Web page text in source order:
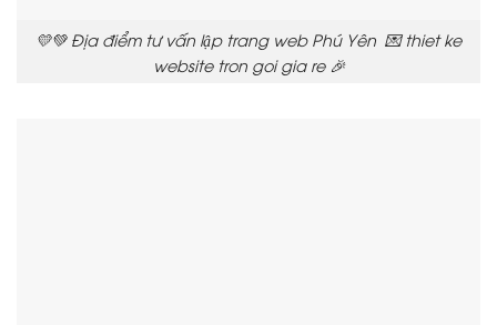
💛💚 Địa điểm tư vấn lập trang web Phú Yên 💌 thiet ke
website tron goi gia re 🎉